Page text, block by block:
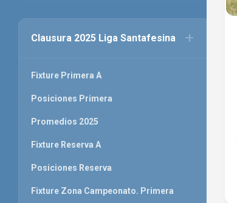
Clausura 2025 Liga Santafesina
Fixture Primera A
Posiciones Primera
Promedios 2025
Fixture Reserva A
Posiciones Reserva
Fixture Zona Campeonato. Primera